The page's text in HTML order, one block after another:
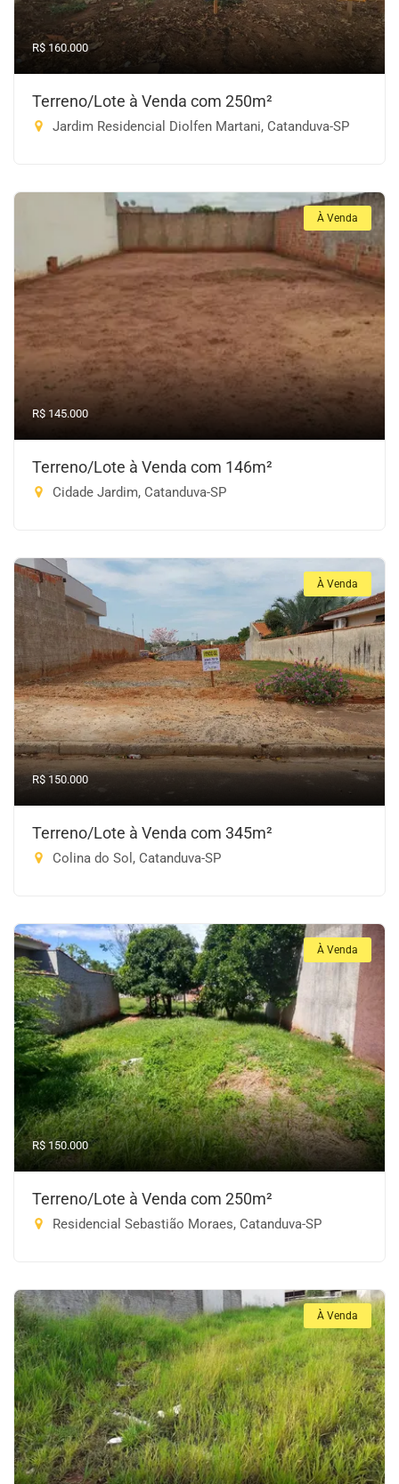
R$ 160.000
Terreno/Lote à Venda com 250m²
Jardim Residencial Diolfen Martani, Catanduva-SP
À Venda
R$ 145.000
Terreno/Lote à Venda com 146m²
Cidade Jardim, Catanduva-SP
À Venda
R$ 150.000
Terreno/Lote à Venda com 345m²
Colina do Sol, Catanduva-SP
À Venda
R$ 150.000
Terreno/Lote à Venda com 250m²
Residencial Sebastião Moraes, Catanduva-SP
À Venda